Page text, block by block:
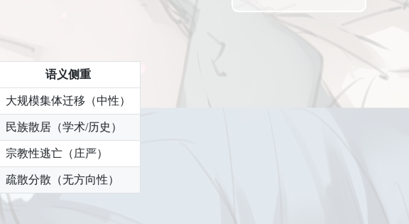
语义侧重
大规模集体迁移（中性）
民族散居（学术/历史）
宗教性逃亡（庄严）
疏散分散（无方向性）